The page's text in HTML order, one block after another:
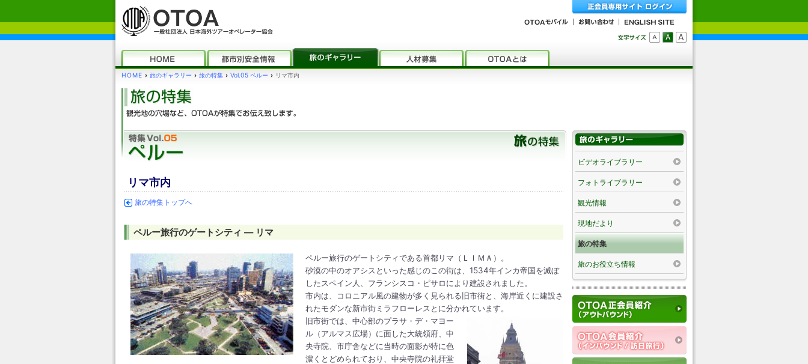
HOME › 旅のギャラリー › 旅の特集 › Vol.05 ペルー › リマ市内
リマ市内
旅の特集トップへ
ペルー旅行のゲートシティ ― リマ
ペルー旅行のゲートシティである首都リマ（ＬＩＭＡ）。
砂漠の中のオアシスといった感じのこの街は、1534年インカ帝国を滅ぼ
したスペイン人、フランシスコ・ピサロにより建設されました。
市内は、コロニアル風の建物が多く見られる旧市街と、海岸近くに建設さ
れたモダンな新市街ミラフローレスとに分かれています。
旧市街では、中心部のプラサ・デ・マヨー
ル（アルマス広場）に面した大統領府、中
央寺院、市庁舎などに当時の面影が特に色
濃くとどめられており、中央寺院の礼拝堂
ビデオライブラリー
フォトライブラリー
観光情報
現地だより
旅の特集
旅のお役立ち情報